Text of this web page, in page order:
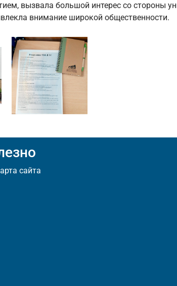
вызвала большой интерес со стороны
внимание широкой общественности.
сайта